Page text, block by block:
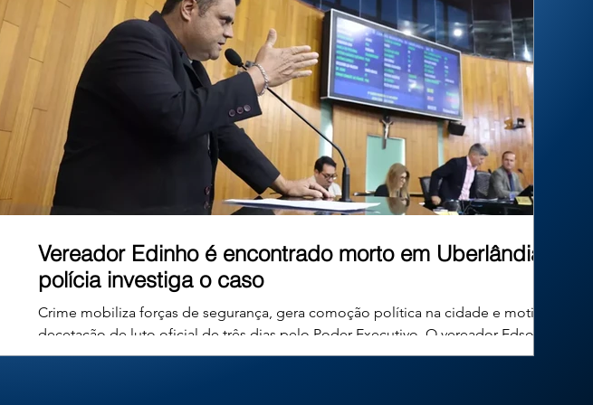
inéditos. Mas afinal, existe algum limite para
essa criatividade? No Brasil, um
Vereador Edinho é encontrado morto em Uberlândia;
polícia investiga o caso
Crime mobiliza forças de segurança, gera comoção política na cidade e motiva
decetação de luto oficial de três dias pelo Poder Executivo. O vereador Edson
Carvalho Ferreira, de 49 anos, conhecido publicamente como Edinho Combate ao